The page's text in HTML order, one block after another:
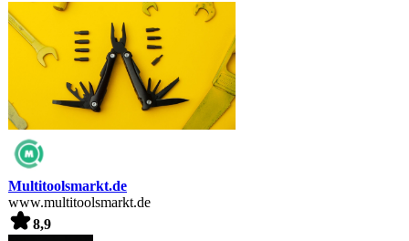
Multitoolsmarkt.de
www.multitoolsmarkt.de
8,9